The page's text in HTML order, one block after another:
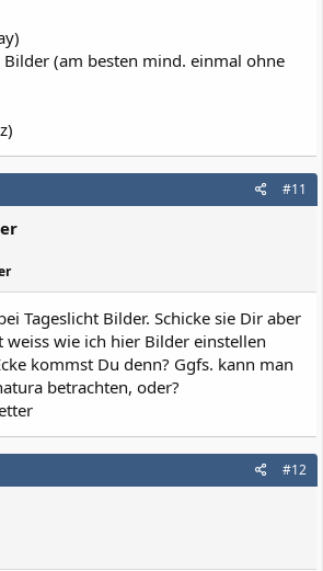
Bilder (am besten mind. einmal ohne
#11
Tageslicht Bilder. Schicke sie Dir aber
weiss wie ich hier Bilder einstellen
kommst Du denn? Ggfs. kann man
betrachten, oder?
#12